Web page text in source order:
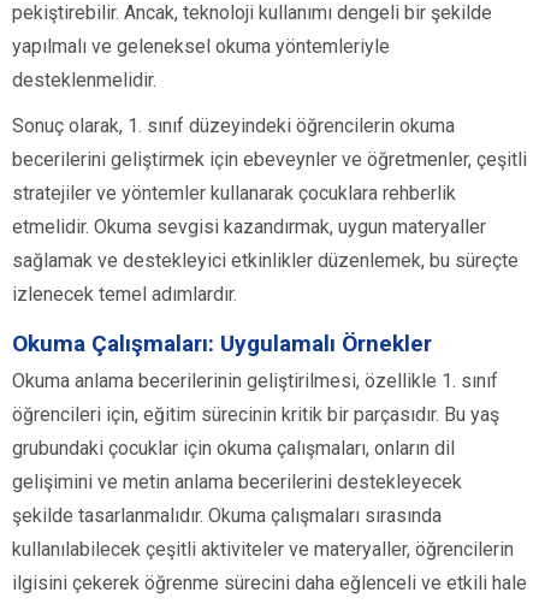
pekiştirebilir. Ancak, teknoloji kullanımı dengeli bir şekilde
yapılmalı ve geleneksel okuma yöntemleriyle
desteklenmelidir.
Sonuç olarak, 1. sınıf düzeyindeki öğrencilerin okuma
becerilerini geliştirmek için ebeveynler ve öğretmenler, çeşitli
stratejiler ve yöntemler kullanarak çocuklara rehberlik
etmelidir. Okuma sevgisi kazandırmak, uygun materyaller
sağlamak ve destekleyici etkinlikler düzenlemek, bu süreçte
izlenecek temel adımlardır.
Okuma Çalışmaları: Uygulamalı Örnekler
Okuma anlama becerilerinin geliştirilmesi, özellikle 1. sınıf
öğrencileri için, eğitim sürecinin kritik bir parçasıdır. Bu yaş
grubundaki çocuklar için okuma çalışmaları, onların dil
gelişimini ve metin anlama becerilerini destekleyecek
şekilde tasarlanmalıdır. Okuma çalışmaları sırasında
kullanılabilecek çeşitli aktiviteler ve materyaller, öğrencilerin
ilgisini çekerek öğrenme sürecini daha eğlenceli ve etkili hale